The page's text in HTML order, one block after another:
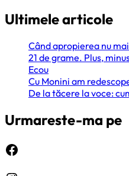
Ultimele articole
Când apropierea nu
21 de grame. Plus,
Ecou
Cu Monini am
De la tăcere la voce:
Urmareste-ma pe
Facebook